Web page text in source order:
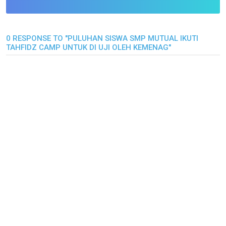
0 RESPONSE TO "PULUHAN SISWA SMP MUTUAL IKUTI
TAHFIDZ CAMP UNTUK DI UJI OLEH KEMENAG"